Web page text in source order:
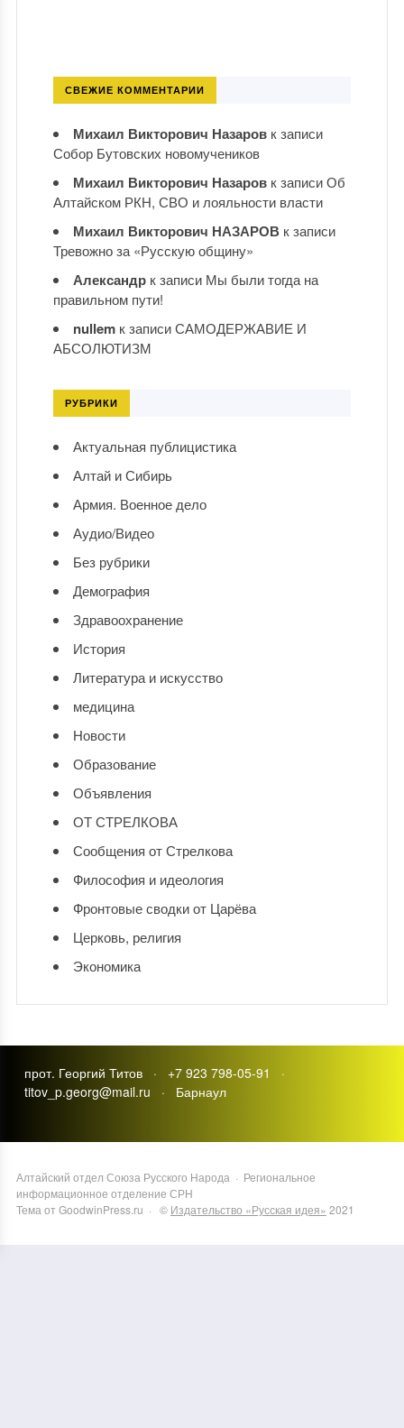
СВЕЖИЕ КОММЕНТАРИИ
Михаил Викторович Назаровк записи
Собор Бутовских новомучеников
Михаил Викторович Назаровк записиОб
Алтайском РКН, СВО и лояльности власти
Михаил Викторович НАЗАРОВ к записи
Тревожно за «Русскую общину»
Александрк записи Мы были тогда на
правильном пути!
nullemк записиСАМОДЕРЖАВИЕ И
АБСОЛЮТИЗМ
РУБРИКИ
Актуальная публицистика
Алтай и Сибирь
Армия. Военное дело
Аудио/Видео
Без рубрики
Демография
Здравоохранение
История
Литература и искусство
медицина
Новости
Образование
Объявления
ОТ СТРЕЛКОВА
Сообщения от Стрелкова
Философия и идеология
Фронтовые сводки от Царёва
Церковь, религия
Экономика
прот. Георгий Титов · +7 923 798-05-91 ·
titov_p.georg@mail.ru · Барнаул
Алтайский отдел Союза Русского Народа · Региональное
информационное отделение СРН
Тема от GoodwinPress.ru · © Издательство «Русская идея» 2021